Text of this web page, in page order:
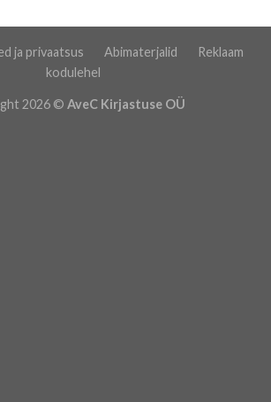
ja privaatsus Abimaterjalid
Reklaam
kodulehel
2026 © AveC Kirjastuse OÜ